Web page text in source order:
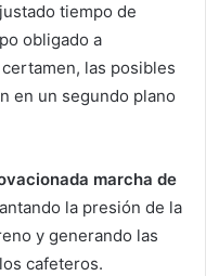
tiempo de
obligado a
las posibles
en un segundo plano
marcha de
la presión de la
y generando las
cafeteros.